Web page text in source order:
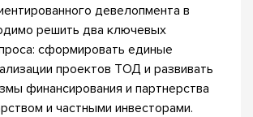
девелопмента в
решить два ключевых
сформировать единые
проектов ТОД и развивать
финансирования и партнерства
и частными инвесторами.